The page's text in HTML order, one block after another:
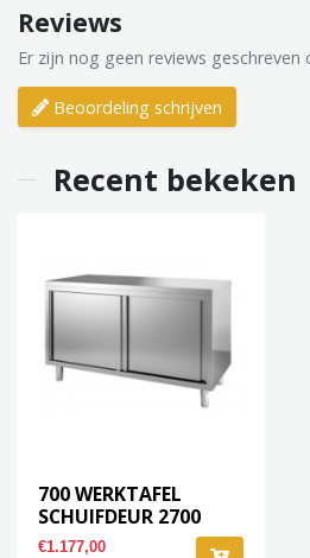
Reviews
Er zijn nog geen reviews
Beoordeling schrijven
Recent bekeken
700 WERKTAFEL
SCHUIFDEUR 2700
€1.177,00